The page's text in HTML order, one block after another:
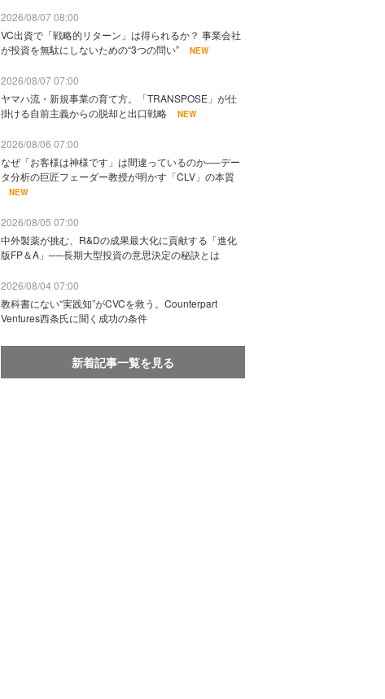
2026/08/07 08:00
VC出資で「戦略的リターン」は得られるか？ 事業会社
が投資を無駄にしないための“3つの問い”
NEW
2026/08/07 07:00
ヤマハ流・新規事業の育て方。「TRANSPOSE」が仕
掛ける自前主義からの脱却と出口戦略
NEW
2026/08/06 07:00
なぜ「お客様は神様です」は間違っているのか──デー
タ分析の巨匠フェーダー教授が明かす「CLV」の本質
NEW
2026/08/05 07:00
中外製薬が挑む、R&Dの成果最大化に貢献する「進化
版FP＆A」──長期大型投資の意思決定の秘訣とは
2026/08/04 07:00
教科書にない“実践知”がCVCを救う。Counterpart
Ventures西条氏に聞く成功の条件
新着記事一覧を見る